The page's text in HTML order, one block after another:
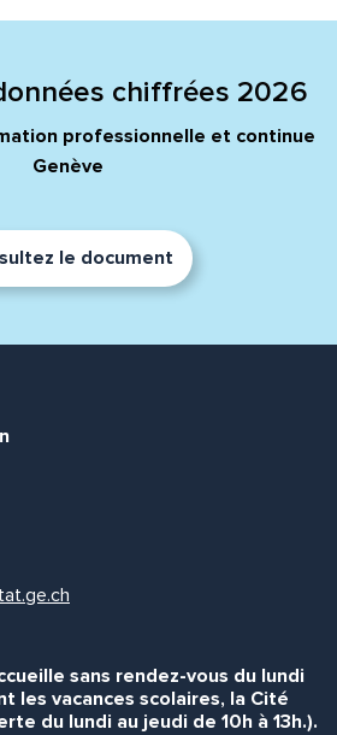
chiffrées 2026
professionnelle et continue
Genève
le document
sans rendez-vous du lundi
les vacances scolaires, la Cité
du lundi au jeudi de 10h à 13h.).